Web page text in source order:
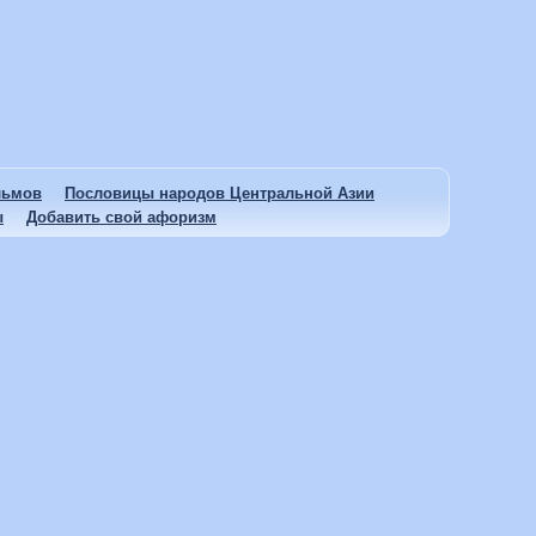
Пословицы народов Центральной Азии
Добавить свой афоризм